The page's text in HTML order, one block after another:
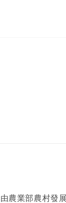
由農業部農村